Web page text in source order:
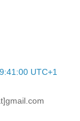
UTC+1